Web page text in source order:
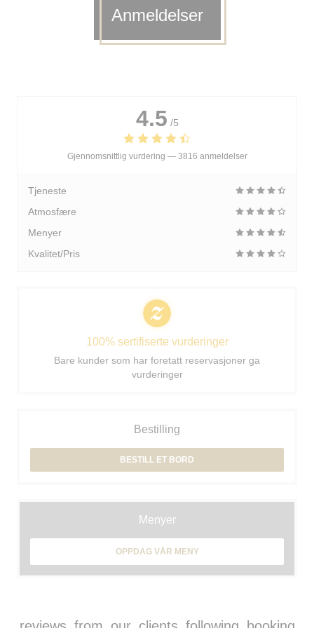
Anmeldelser
4.5 /5
Gjennomsnittlig vurdering — 3816 anmeldelser
Tjeneste
Atmosfære
Menyer
Kvalitet/Pris
100% sertifiserte vurderinger
Bare kunder som har foretatt reservasjoner ga
vurderinger
Bestilling
BESTILL ET BORD
Menyer
OPPDAG VÅR MENY